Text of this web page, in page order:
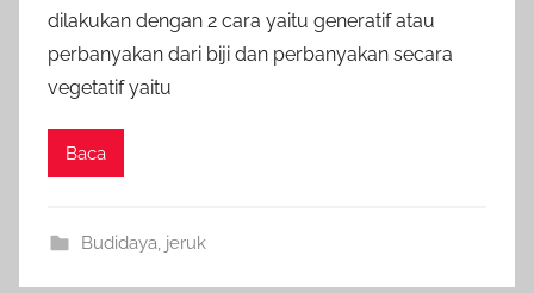
dilakukan dengan 2 cara yaitu generatif atau
perbanyakan dari biji dan perbanyakan secara
vegetatif yaitu
Baca
Budidaya, jeruk